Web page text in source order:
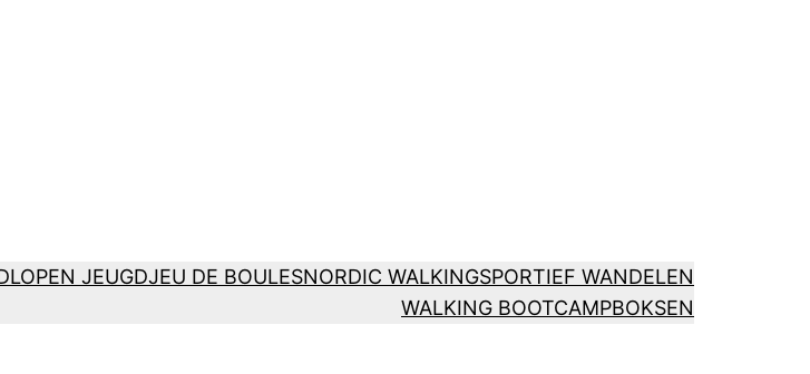
JEUGDJEU DE BOULESNORDIC WALKINGSPORTIEF WANDELEN
WALKING BOOTCAMPBOKSEN